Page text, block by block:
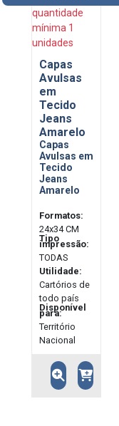
quantidade
mínima 1
unidades
Capas
Avulsas
em
Tecido
Jeans
Amarelo
Capas
Avulsas em
Tecido
Jeans
Amarelo
Formatos:
24x34 CM
Tipo
impressão:
TODAS
Utilidade:
Cartórios de
todo país
Disponível
para:
Território
Nacional